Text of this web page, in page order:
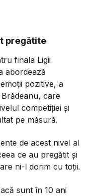
pregătite
finala Ligii
abordează
pozitive, a
care
competiției și
pe măsură.
de acest nivel al
ce au pregătit și
ni-l dorim cu toții.
sunt în 10 ani